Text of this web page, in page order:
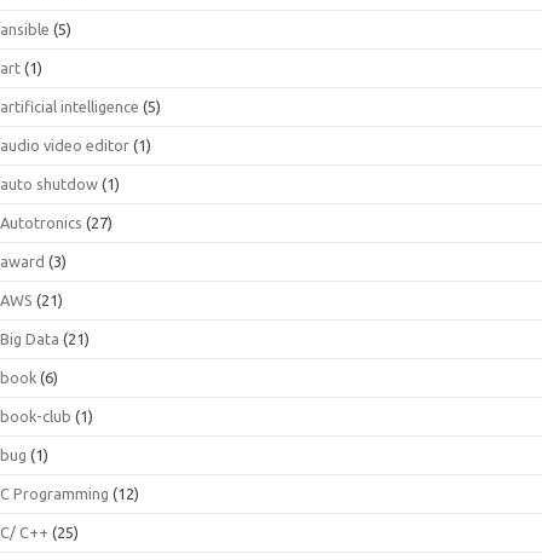
ansible (5)
art (1)
artificial intelligence (5)
audio video editor (1)
auto shutdow (1)
Autotronics (27)
award (3)
AWS (21)
Big Data (21)
book (6)
book-club (1)
bug (1)
C Programming (12)
C/ C++ (25)